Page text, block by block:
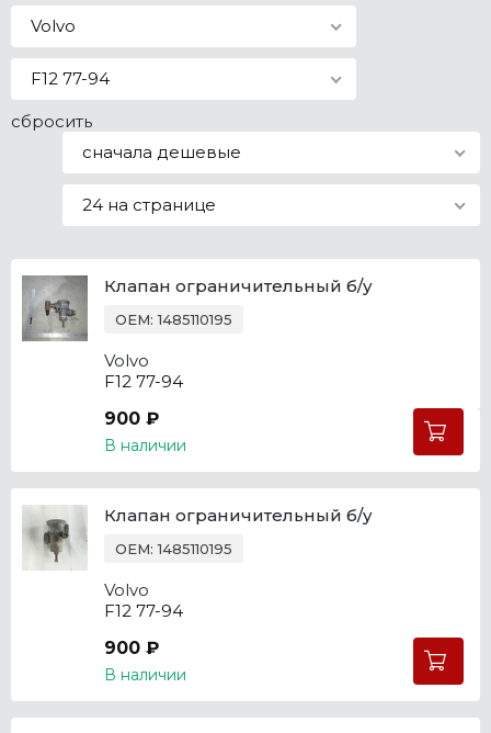
Volvo
F12 77-94
сбросить
сначала дешевые
24 на странице
Клапан ограничительный б/у
OEM: 1485110195
Volvo
F12 77-94
900 ₽
В наличии
Клапан ограничительный б/у
OEM: 1485110195
Volvo
F12 77-94
900 ₽
В наличии